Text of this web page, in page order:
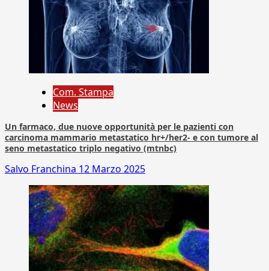
Com. Stampa
News
Un farmaco, due nuove opportunità per le pazienti con
carcinoma mammario metastatico hr+/her2- e con tumore al
seno metastatico triplo negativo (mtnbc)
Salvo Franchina 12 Marzo 2025